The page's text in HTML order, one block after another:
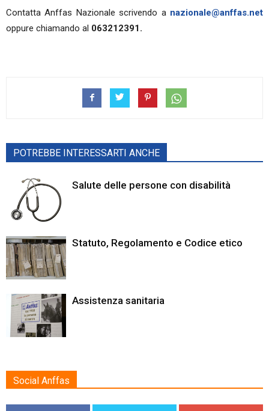
Contatta Anffas Nazionale scrivendo a nazionale@anffas.net
oppure chiamando al 063212391.
POTREBBE INTERESSARTI ANCHE
Salute delle persone con disabilità
Statuto, Regolamento e Codice etico
Assistenza sanitaria
Social Anffas